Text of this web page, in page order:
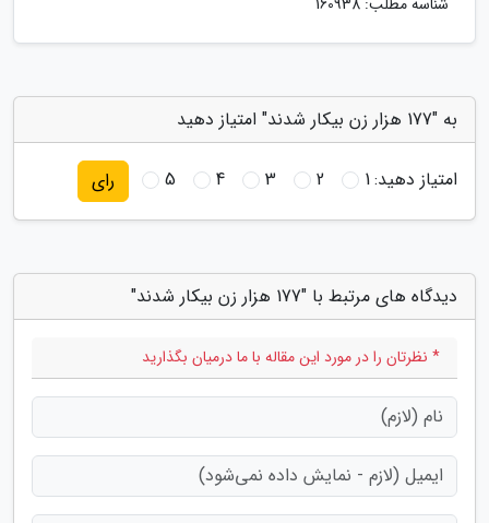
به "177 هزار زن بیکار شدند" امتیاز دهید
امتیاز دهید:1
2
3
4
5 رای
دیدگاه های مرتبط با "177 هزار زن بیکار شدند"
* نظرتان را در مورد این مقاله با ما درمیان بگذارید